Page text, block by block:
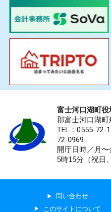
富士河口湖町役
郡富士河口湖町
TEL：0555-72-
72-0969
開庁日時／月
5時15分（祝日
問い合わせ
このサイトについて